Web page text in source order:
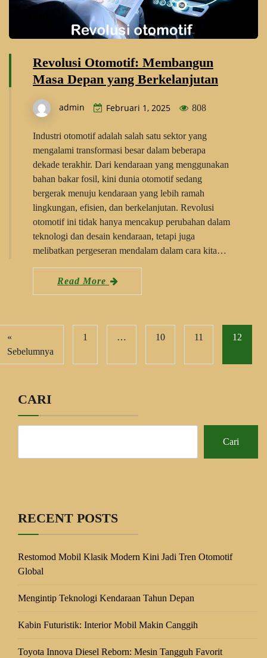
Revolusi Otomotif: Membangun
Masa Depan yang Berkelanjutan
admin Februari 1, 2025 808
Industri otomotif adalah salah satu sektor yang
mengalami transformasi besar dalam beberapa
dekade terakhir. Dari kendaraan yang menggunakan
bahan bakar fosil, kini dunia otomotif sedang
bergerak menuju kendaraan yang lebih ramah
lingkungan, efisien, dan berkelanjutan. Revolusi
otomotif ini tidak hanya mencakup perubahan dalam
teknologi dan desain kendaraan, tetapi juga
melibatkan pergeseran mendalam dalam cara kita…
Read More
«
Sebelumnya
1 … 10 11 12
CARI
Cari
RECENT POSTS
Restomod Mobil Klasik Modern Kini Jadi Tren Otomotif
Global
Mengintip Teknologi Kendaraan Tahun Depan
Kabin Futuristik: Interior Mobil Makin Canggih
Toyota Innova Diesel Reborn: Mesin Tangguh Favorit